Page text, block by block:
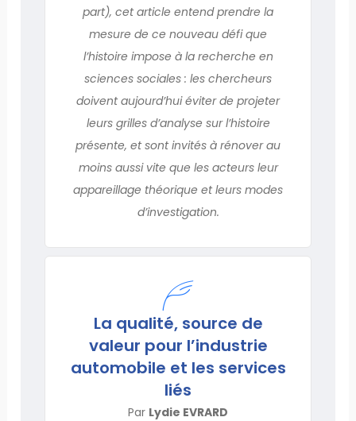
part), cet article entend prendre la
mesure de ce nouveau défi que
l’histoire impose à la recherche en
sciences sociales : les chercheurs
doivent aujourd’hui éviter de projeter
leurs grilles d’analyse sur l’histoire
présente, et sont invités à rénover au
moins aussi vite que les acteurs leur
appareillage théorique et leurs modes
d’investigation.
La qualité, source de
valeur pour l’industrie
automobile et les services
liés
Par Lydie EVRARD